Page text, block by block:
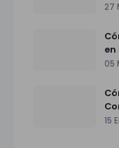
27
en
05
15